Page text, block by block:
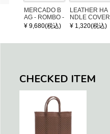
MERCADO B
AG - ROMBO -
LONG HANDL
¥ 9,680(税込)
LEATHER HA
NDLE COVER
¥ 1,320(税込)
CHECKED ITEM